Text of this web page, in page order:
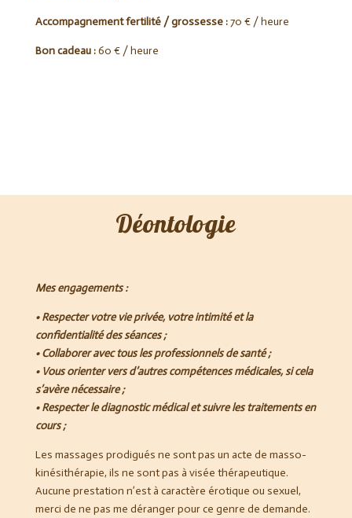
Accompagnement fertilité / grossesse :70 € / heure
Bon cadeau :60 € / heure
Déontologie
Mes engagements :
• Respecter votre vie privée, votre intimité et la
confidentialité des séances ;
• Collaborer avec tous les professionnels de santé ;
• Vous orienter vers d’autres compétences médicales, si cela
s’avère nécessaire ;
• Respecter le diagnostic médical et suivre les traitements en
cours ;
Les massages prodigués ne sont pas un acte de masso-
kinésithérapie, ils ne sont pas à visée thérapeutique.
Aucune prestation n’est à caractère érotique ou sexuel,
merci de ne pas me déranger pour ce genre de demande.